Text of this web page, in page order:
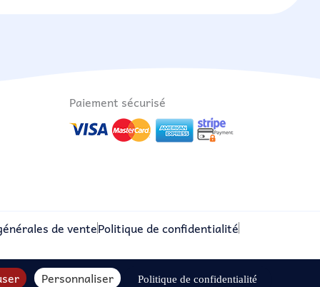
Paiement sécurisé
de ventePolitique de confidentialité
Personnaliser Politique de confidentialité